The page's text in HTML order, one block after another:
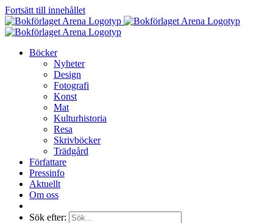
Fortsätt till innehållet
Böcker
Nyheter
Design
Fotografi
Konst
Mat
Kulturhistoria
Resa
Skrivböcker
Trädgård
Författare
Pressinfo
Aktuellt
Om oss
Sök efter: